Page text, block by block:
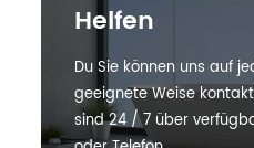
Helfen
Du Sie können uns auf
geeignete Weise
sind 24 / 7 über